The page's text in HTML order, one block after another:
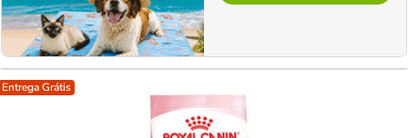
Entrega Grátis